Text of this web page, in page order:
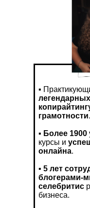
▪️
грамотности.
▪️ Более 1900
курсы и
онлайна.
▪️ 5 лет
блогерами-
селебритис
бизнеса.